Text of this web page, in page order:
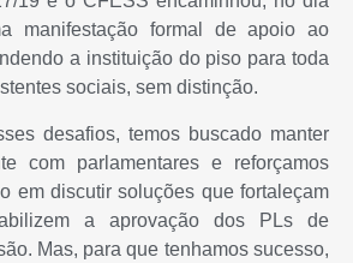
manifestação formal de apoio ao
a instituição do piso para toda
sociais, sem distinção.
desafios, temos buscado manter
com parlamentares e reforçamos
em discutir soluções que fortaleçam
a aprovação dos PLs de
Mas, para que tenhamos sucesso,